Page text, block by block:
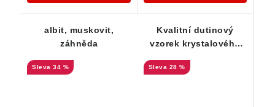
albit, muskovit,
záhněda
34 %
Kvalitní dutinový
vzorek krystalového
muskovitu
28 %